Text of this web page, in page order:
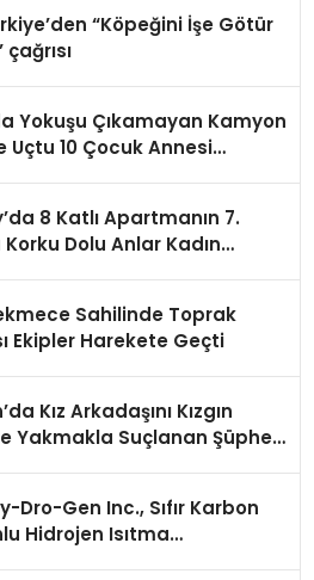
“Köpeğini İşe Götür
çağrısı
Yokuşu Çıkamayan Kamyon
Uçtu 10 Çocuk Annesi
8 Katlı Apartmanın 7.
Dolu Anlar Kadın
Sahilinde Toprak
Ekipler Harekete Geçti
Kız Arkadaşını Kızgın
Yakmakla Suçlanan Şüpheli
Dro-Gen Inc., Sıfır Karbon
Hidrojen Isıtma